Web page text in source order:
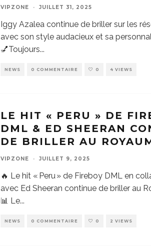
VIPZONE · JUILLET 31, 2025
Iggy Azalea continue de briller sur les
avec son style audacieux et sa
💅Toujours...
NEWS 0 COMMENTAIRE 0 4 VIEWS
LE HIT « PERU » DE
DML & ED SHEERAN
DE BRILLER AU
VIPZONE · JUILLET 9, 2025
🔥 Le hit « Peru » de Fireboy DML en
avec Ed Sheeran continue de briller au
📊 Le...
NEWS 0 COMMENTAIRE 0 2 VIEWS